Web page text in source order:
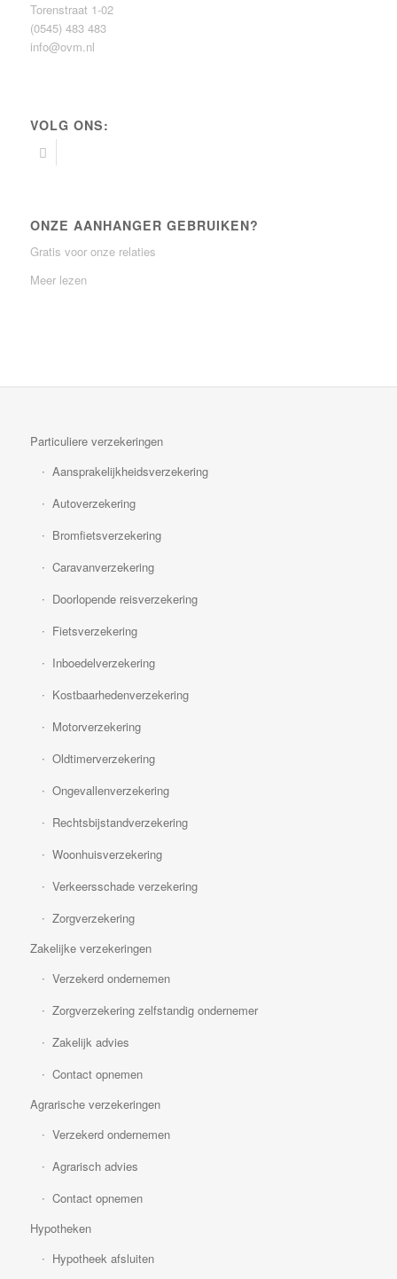
Torenstraat 1-02
(0545) 483 483
info@ovm.nl
VOLG ONS:
ONZE AANHANGER GEBRUIKEN?
Gratis voor onze relaties
Meer lezen
Particuliere verzekeringen
Aansprakelijkheidsverzekering
Autoverzekering
Bromfietsverzekering
Caravanverzekering
Doorlopende reisverzekering
Fietsverzekering
Inboedelverzekering
Kostbaarhedenverzekering
Motorverzekering
Oldtimerverzekering
Ongevallenverzekering
Rechtsbijstandverzekering
Woonhuisverzekering
Verkeersschade verzekering
Zorgverzekering
Zakelijke verzekeringen
Verzekerd ondernemen
Zorgverzekering zelfstandig ondernemer
Zakelijk advies
Contact opnemen
Agrarische verzekeringen
Verzekerd ondernemen
Agrarisch advies
Contact opnemen
Hypotheken
Hypotheek afsluiten